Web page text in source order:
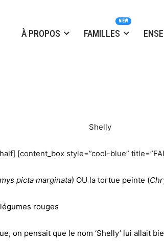
À PROPOS FAMILLES
[content_box style=”cool-blue”
picta marginata) OU la tortue peinte (
rouges
on pensait que le nom ‘Shelly’ lui allait